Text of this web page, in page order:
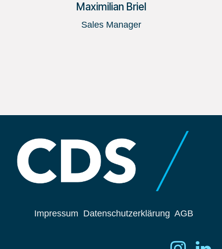
Maximilian Briel
Sales Manager
Impressum Datenschutzerklärung AGB